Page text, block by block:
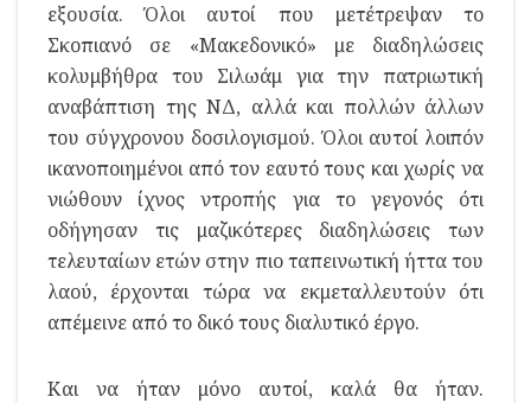
εξουσία. Όλοι αυτοί που μετέτρεψαν το
Σκοπιανό σε «Μακεδονικό» με διαδηλώσεις
κολυμβήθρα του Σιλωάμ για την πατριωτική
αναβάπτιση της ΝΔ, αλλά και πολλών άλλων
του σύγχρονου δοσιλογισμού. Όλοι αυτοί λοιπόν
ικανοποιημένοι από τον εαυτό τους και χωρίς να
νιώθουν ίχνος ντροπής για το γεγονός ότι
οδήγησαν τις μαζικότερες διαδηλώσεις των
τελευταίων ετών στην πιο ταπεινωτική ήττα του
λαού, έρχονται τώρα να εκμεταλλευτούν ότι
απέμεινε από το δικό τους διαλυτικό έργο.
Και να ήταν μόνο αυτοί, καλά θα ήταν.